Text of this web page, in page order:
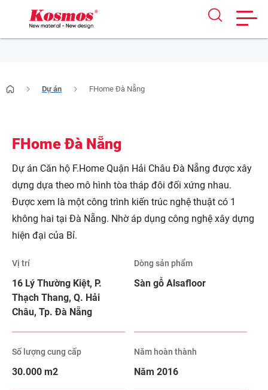
content
Dự án FHome Đà Nẵng
FHome Đà Nẵng
Dự án Căn hộ F.Home Quận Hải Châu Đà Nẵng được xây
dựng dựa theo mô hình tòa tháp đôi đối xứng nhau.
Được xem là một công trình kiến trúc nghệ thuật có 1
không hai tại Đà Nẵng. Nhờ áp dụng công nghệ xây dựng
hiện đại của Bỉ.
Vị trí
16 Lý Thường Kiệt, P.
Thạch Thang, Q. Hải
Châu, Tp. Đà Nẵng
Dòng sản phẩm
Sàn gỗ Alsafloor
Số lượng cung cấp
30.000 m2
Năm hoàn thành
Năm 2016